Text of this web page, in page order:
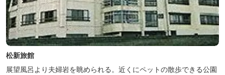
松新旅館
展望風呂より夫婦岩を眺められる。近くにペットの散歩できる公園